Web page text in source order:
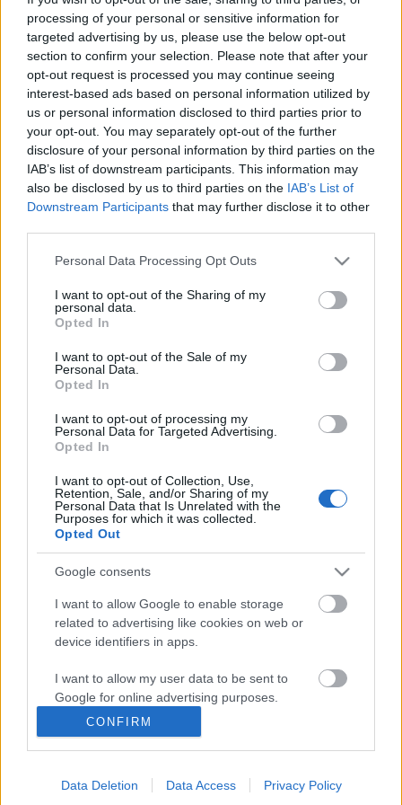
processing of your personal or sensitive information for
targeted advertising by us, please use the below opt-out
section to confirm your selection. Please note that after your
opt-out request is processed you may continue seeing
interest-based ads based on personal information utilized by
us or personal information disclosed to third parties prior to
your opt-out. You may separately opt-out of the further
disclosure of your personal information by third parties on the
IAB’s list of downstream participants. This information may
also be disclosed by us to third parties on the IAB’s List of
Downstream Participants that may further disclose it to other
Please note that this website/app uses one or more Google
not limited to your visit or usage behaviour. You may click to
grant or deny consent to Google and its third-party tags to
use your data for below specified purposes in below Google
consent section.
Personal Data Processing Opt Outs
I want to opt-out of the Sharing of my
personal data.
Opted In
I want to opt-out of the Sale of my
Personal Data.
Opted In
I want to opt-out of processing my
Personal Data for Targeted Advertising.
Opted In
I want to opt-out of Collection, Use,
Retention, Sale, and/or Sharing of my
Personal Data that Is Unrelated with the
Purposes for which it was collected.
Opted Out
Google consents
I want to allow Google to enable storage
related to advertising like cookies on web or
device identifiers in apps.
I want to allow my user data to be sent to
Google for online advertising purposes.
I want to allow Google to send me
personalized advertising.
I want to allow Google to enable storage
CONFIRM
Data Deletion Data Access Privacy Policy
Az alkotmányos puccs még
megállítható
majkahusky 2013. március 13.
Áder János államfőnek és az Alkotmánybíróságnak
(AB) is kötelessége mindent megtenni, hogy a hétfői
Alaptörvény-módosítás ne lépjen ...
Csányi és Surányi a Bayer-ügyről
Több óriáscég is megértette, miért veszélyes Bayer
Zsolt sötét eszméinek akár csak közvetett
támogatása is. Ők kijelentették, ezentúl nem ...
Alaptörvényből kipenderített
rokkantak
majkahusky•2013. február 14.
A múlt héten benyújtott alkotmánymódosítás
brutális támadás a jogállam maradékai ellen. Mi
most egy aprónak tűnő, technikainak álcázott ...
Kőszeg Debreczeni könyvéről és
2006-ról
majkahusky • 2013. február 07.
„Debreczeni világképében csak pártok vannak,
jobboldal, baloldal, oszt, jó napot. Nem érti, hogy
egy jogvédő, egy tisztességes újságíró vagy ...